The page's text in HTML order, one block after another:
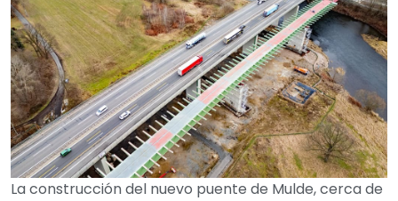
La construcción del nuevo puente de Mulde, cerca de